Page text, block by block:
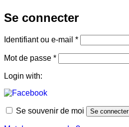
Se connecter
Identifiant ou e-mail *Obligatoire
Mot de passe *Obligatoire
Login with:
Se souvenir de moi Se connecter